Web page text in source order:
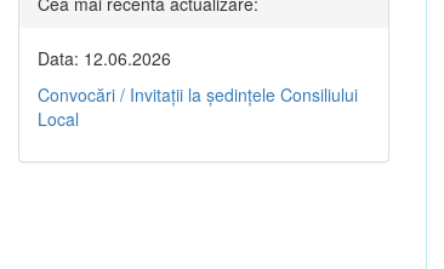
Data: 12.06.2026
Convocări / Invitaţii la şedinţele Consiliului
Local